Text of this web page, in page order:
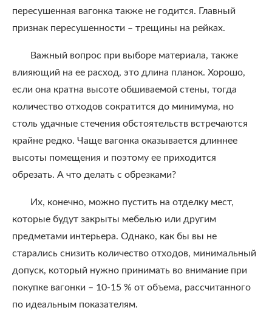
пересушенная вагонка также не годится. Главный
признак пересушенности – трещины на рейках.
Важный вопрос при выборе материала, также
влияющий на ее расход, это длина планок. Хорошо,
если она кратна высоте обшиваемой стены, тогда
количество отходов сократится до минимума, но
столь удачные стечения обстоятельств встречаются
крайне редко. Чаще вагонка оказывается длиннее
высоты помещения и поэтому ее приходится
обрезать. А что делать с обрезками?
Их, конечно, можно пустить на отделку мест,
которые будут закрыты мебелью или другим
предметами интерьера. Однако, как бы вы не
старались снизить количество отходов, минимальный
допуск, который нужно принимать во внимание при
покупке вагонки – 10-15 % от объема, рассчитанного
по идеальным показателям.